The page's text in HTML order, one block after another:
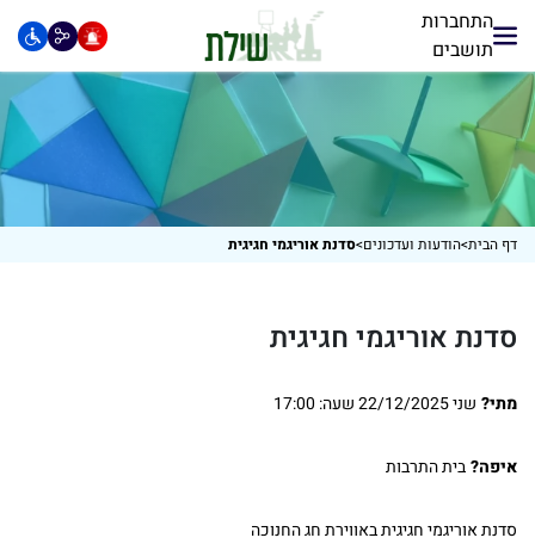
התחברות
תושבים
דף הבית>הודעות ועדכונים>סדנת אוריגמי חגיגית
סדנת אוריגמי חגיגית
מתי? שני 22/12/2025 שעה: 17:00
איפה?בית התרבות
סדנת אוריגמי חגיגית באווירת חג החנוכה